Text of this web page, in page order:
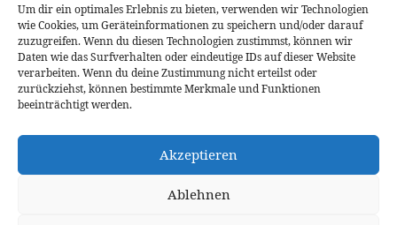
Um dir ein optimales Erlebnis zu bieten, verwenden wir Technologien
wie Cookies, um Geräteinformationen zu speichern und/oder darauf
zuzugreifen. Wenn du diesen Technologien zustimmst, können wir
Daten wie das Surfverhalten oder eindeutige IDs auf dieser Website
verarbeiten. Wenn du deine Zustimmung nicht erteilst oder
zurückziehst, können bestimmte Merkmale und Funktionen
beeinträchtigt werden.
Akzeptieren
Ablehnen
Videoaufnahmen Tipps Videobearbeitung
Videoeffekte Vlogit YouTube-Kanal YouTube-Videos
Cookie Richtlinie
Impressum